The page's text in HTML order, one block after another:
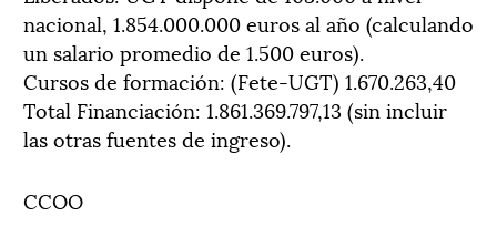
nacional, 1.854.000.000 euros al año (calculando
un salario promedio de 1.500 euros).
Cursos de formación: (Fete-UGT) 1.670.263,40
Total Financiación: 1.861.369.797,13 (sin incluir
las otras fuentes de ingreso).
CCOO